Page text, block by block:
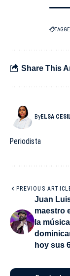
Share This
ByELSA
Periodista
PREVIOUS
Juan
maestro
la música
hoy sus